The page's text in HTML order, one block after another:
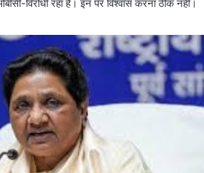
विरोधी रहा है। इन पर विश्वास करना ठीक नहीं।